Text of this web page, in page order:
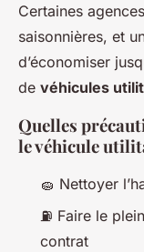
Certaines
saisonnières, et
d’économiser
de véhicules
Quelles
le véhicule
🧽 Nettoyer
⛽ Faire le
contrat